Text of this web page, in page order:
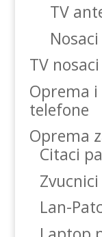
TV
TV nosaci
Oprema
telefone
Oprema
Citaci
Lan-